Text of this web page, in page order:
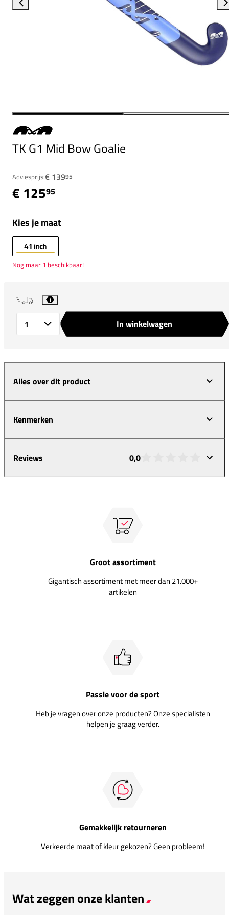
TK G1 Mid Bow Goalie
Adviesprijs:€ 13995
€ 12595
Kies je maat
41 inch
Nog maar 1 beschikbaar!
i
In winkelwagen
Alles over dit product
Kenmerken
Reviews 0,0
Groot assortiment
Gigantisch assortiment met meer dan 21.000+
artikelen
Passie voor de sport
Heb je vragen over onze producten? Onze specialisten
helpen je graag verder.
Gemakkelijk retourneren
Verkeerde maat of kleur gekozen? Geen probleem!
Wat zeggen onze klanten